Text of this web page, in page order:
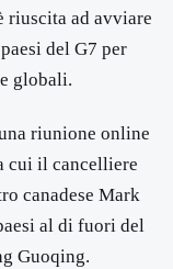
riuscita ad avviare
del G7 per
globali.
riunione online
cui il cancelliere
canadese Mark
al di fuori del
Guoqing.